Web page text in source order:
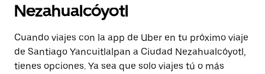
Nezahualcóyotl
Cuando viajes con la app de Uber en tu próximo viaje
de Santiago Yancuitlalpan a Ciudad Nezahualcóyotl,
tienes opciones. Ya sea que solo viajes tú o más